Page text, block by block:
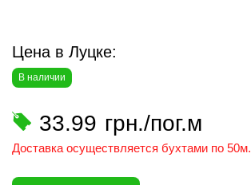
Цена в Луцке:
В наличии
33.99 грн./пог.м
Доставка осуществляется бухтами по 50м.